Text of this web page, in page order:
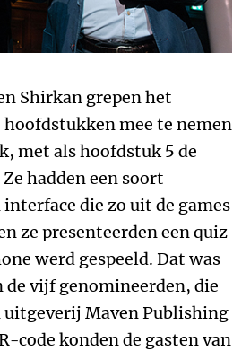
Shirkan grepen het
mee te nemen
met als hoofdstuk 5 de
hadden een soort
die zo uit de games
ze presenteerden een quiz
werd gespeeld. Dat was
de vijf genomineerden, die
uitgeverij Maven Publishing
code konden de gasten van